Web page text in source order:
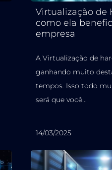
Virtualização de
como ela
empresa
A Virtualização de
ganhando muito
tempos. Isso todo
será que você...
14/03/2025